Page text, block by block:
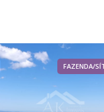
FAZENDA/